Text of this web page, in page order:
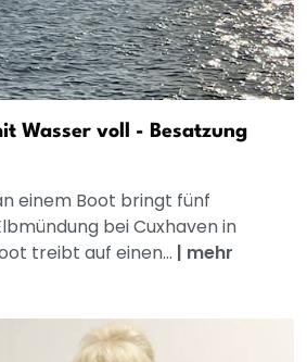
Wasser voll - Besatzung
einem Boot bringt fünf
bei Cuxhaven in
treibt auf einen... | mehr